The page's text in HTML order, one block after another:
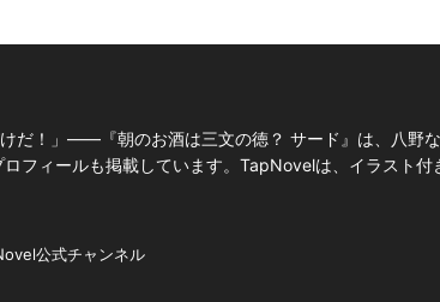
だ！」――『朝のお酒は三文の徳？ サード』は、八野
フィールも掲載しています。TapNovelは、イラスト
公式チャンネル